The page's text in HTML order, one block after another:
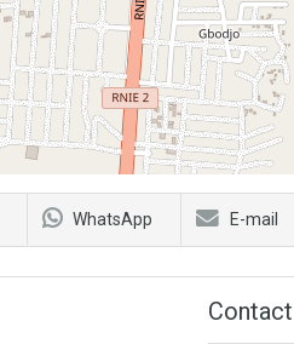
WhatsApp E-mail
Contact